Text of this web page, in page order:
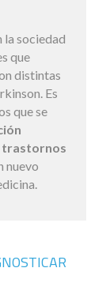
la sociedad
que
distintas
Es
que se
trastornos
nuevo